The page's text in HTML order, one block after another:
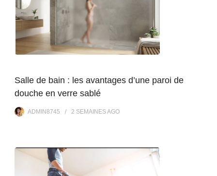
Salle de bain : les avantages d’une paroi de
douche en verre sablé
ADMIN8745 2 SEMAINESAGO